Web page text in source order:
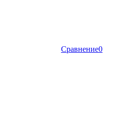
Сравнение0